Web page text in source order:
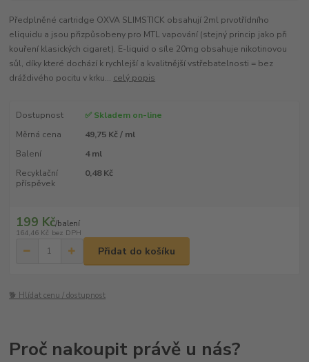
Předplněné cartridge OXVA SLIMSTICK obsahují 2ml prvotřídního
eliquidu a jsou přizpůsobeny pro MTL vapování (stejný princip jako při
kouření klasických cigaret). E-liquid o síle 20mg obsahuje nikotinovou
sůl, díky které dochází k rychlejší a kvalitnější vstřebatelnosti = bez
dráždivého pocitu v krku... celý popis
Dostupnost
✅ Skladem on-line
Měrná cena
49,75 Kč / ml
Balení
4 ml
Recyklační
příspěvek
0,48 Kč
199 Kč/balení
164,46 Kč bez DPH
Přidat do košíku
🐕 Hlídat cenu / dostupnost